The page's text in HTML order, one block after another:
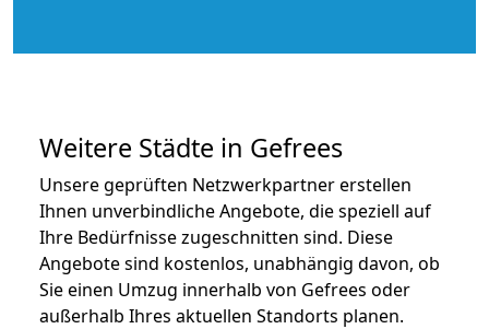
Weitere Städte in Gefrees
Unsere geprüften Netzwerkpartner erstellen
Ihnen unverbindliche Angebote, die speziell auf
Ihre Bedürfnisse zugeschnitten sind. Diese
Angebote sind kostenlos, unabhängig davon, ob
Sie einen Umzug innerhalb von Gefrees oder
außerhalb Ihres aktuellen Standorts planen.